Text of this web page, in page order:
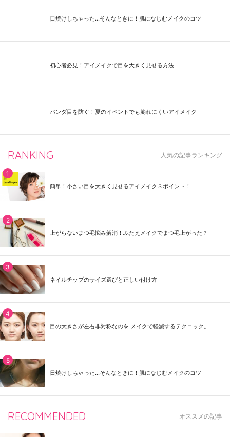
日焼けしちゃった...そんなときに！肌になじむメイクのコツ
初心者必見！アイメイクで目を大きく見せる方法
パンダ目を防ぐ！夏のイベントでも崩れにくいアイメイク
RANKING 人気の記事ランキング
簡単！小さい目を大きく見せるアイメイク３ポイント！
上がらないまつ毛悩み解消！ふたえメイクでまつ毛上がった？
ネイルチップのサイズ選びと正しい付け方
目の大きさが左右非対称なのを メイクで軽減するテクニック。
日焼けしちゃった...そんなときに！肌になじむメイクのコツ
RECOMMENDED オススメの記事